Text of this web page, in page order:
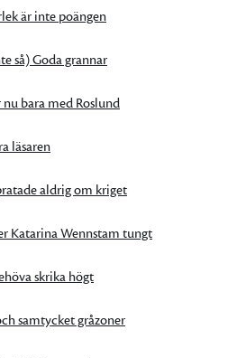
är inte poängen
så) Goda grannar
nu bara med Roslund
läsaren
aldrig om kriget
Katarina Wennstam tungt
skrika högt
samtycket gråzoner